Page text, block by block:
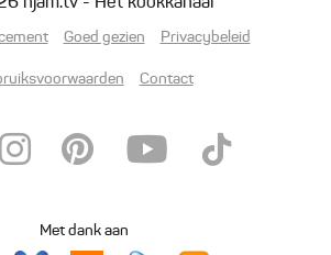
Goed gezien Privacybeleid
Contact
Met dank aan